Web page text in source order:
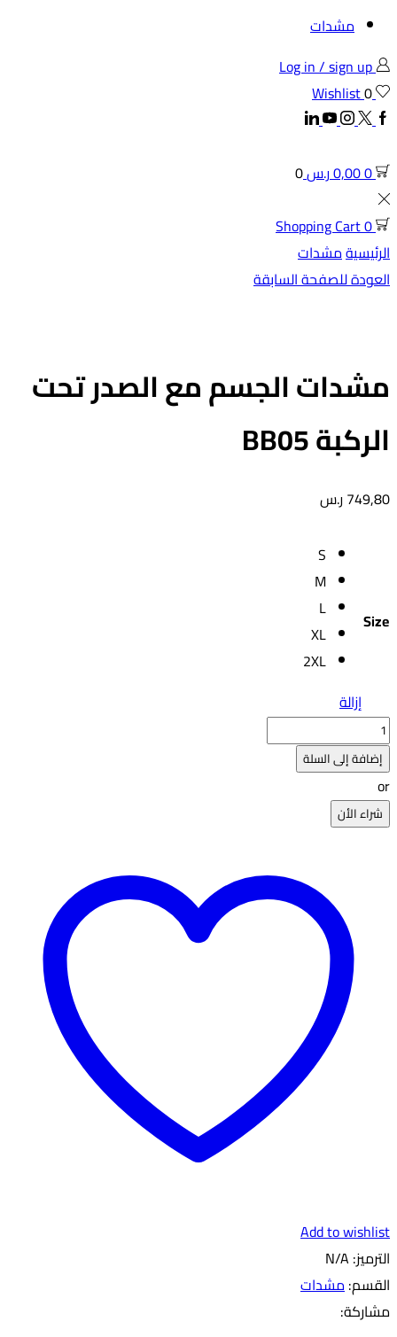
مشدات
Log in / sign up
Wishlist0
Facebook
Twitter
Instagram
Youtube
Linkedin
0
0,00ر.س0
0
Shopping Cart
الرئيسيةمشدات
العودة للصفحة السابقة
مشدات الجسم مع الصدر تحت
الركبة BB05
749,80 ر.س
Size
S
M
L
XL
2XL
إزالة
كمية
مشدات
الجسم
مع
الصدر
إضافة إلى السلة
or
شراء الأن
Add to wishlist
الترميز: N/A
القسم:مشدات
مشاركة: